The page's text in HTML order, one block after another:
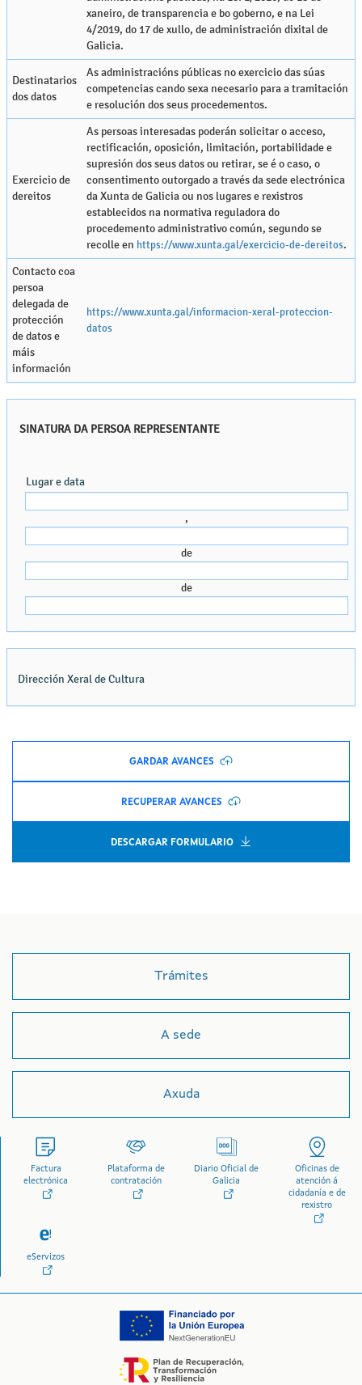
GARDAR AVANCES
RECUPERAR AVANCES
DESCARGAR FORMULARIO
Trámites
A sede
Axuda
Factura
electrónica
Plataforma de
contratación
Diario Oficial de
Galicia
Oficinas de
atención á
cidadanía e de
rexistro
eServizos